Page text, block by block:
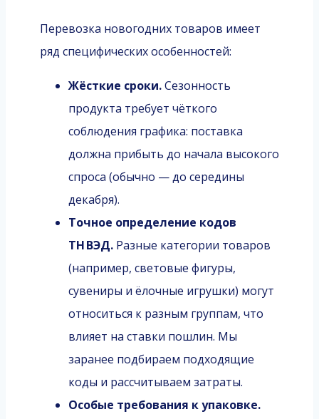
Перевозка новогодних товаров имеет
ряд специфических особенностей:
Жёсткие сроки.Сезонность
продукта требует чёткого
соблюдения графика: поставка
должна прибыть до начала высокого
спроса (обычно — до середины
декабря).
Точное определение кодов
ТН ВЭД. Разные категории товаров
(например, световые фигуры,
сувениры и ёлочные игрушки) могут
относиться к разным группам, что
влияет на ставки пошлин. Мы
заранее подбираем подходящие
коды и рассчитываем затраты.
Особые требования к упаковке.